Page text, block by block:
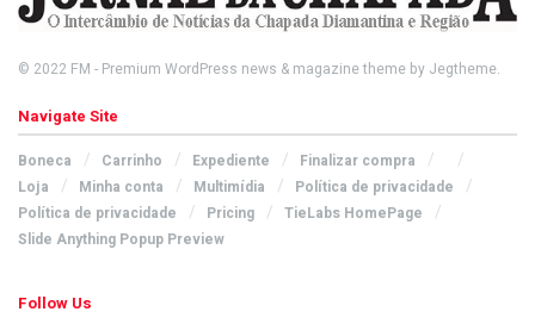
© 2022 FM - Premium WordPress news & magazine theme by Jegtheme.
Navigate Site
Boneca Carrinho Expediente
Finalizar compra
Loja
Minha conta Multimídia
Política de privacidade
Política de privacidade
Pricing
TieLabs HomePage
Slide Anything Popup Preview
Follow Us